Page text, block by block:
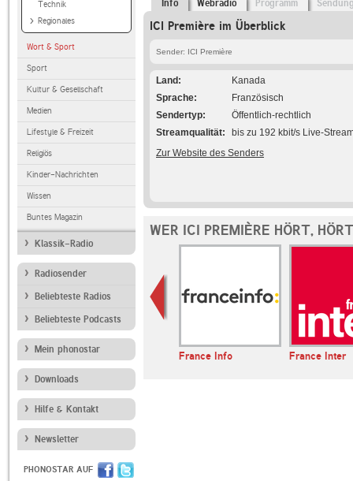
Technik
Regionales
Wort & Sport
Sport
Kultur & Gesellschaft
Medien
Lifestyle & Freizeit
Religiös
Kinder-Nachrichten
Wissen
Buntes Magazin
Klassik-Radio
Radiosender
Beliebteste Radios
Beliebteste Podcasts
Mein phonostar
Downloads
Hilfe & Kontakt
Newsletter
PHONOSTAR AUF
Info Webradio Programm
ICI Première im Überblick
Sender: ICI Première
Land
Kanada
Sprache
Französisch
Sendertyp
Öffentlich-rechtlich
Streamqualität
bis zu 192 kbit/s Live-
Zur Website des Senders
WER ICI PREMIÈRE HÖRT,
Big Sonic Heaven
Radio
France Info France Inter